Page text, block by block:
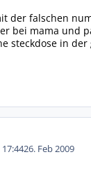
der falschen
bei mama und
steckdose in
26. Feb 2009